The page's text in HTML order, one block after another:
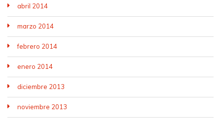
abril 2014
marzo 2014
febrero 2014
enero 2014
diciembre 2013
noviembre 2013